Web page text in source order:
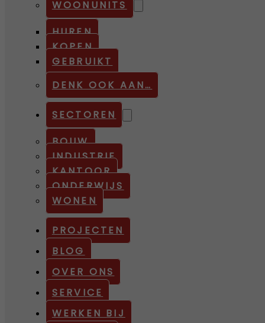
WOONUNITS
HUREN
KOPEN
GEBRUIKT
DENK OOK AAN…
SECTOREN
BOUW
INDUSTRIE
KANTOOR
ONDERWIJS
WONEN
PROJECTEN
BLOG
OVER ONS
SERVICE
WERKEN BIJ